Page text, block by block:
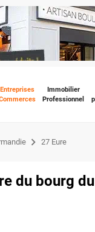
Entreprises
Immobilier
Professionnel
27 Eure
du bourg